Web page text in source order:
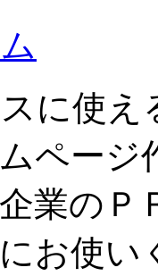
に使え
ページ
業のＰ
お使い